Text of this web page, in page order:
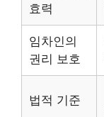
효력
임차인의
권리 보호
법적 기준